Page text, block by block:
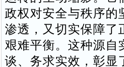
政权对安全与秩序的
渗透，又切实保障了
艰难平衡。这种源自
谈、务求实效，彰显